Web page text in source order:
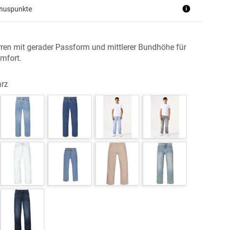
i
mit gerader Passform und mittlerer Bundhöhe für